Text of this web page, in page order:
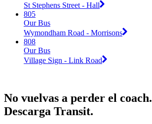
St Stephens Street - Hall
805
Our Bus
Wymondham Road - Morrisons
808
Our Bus
Village Sign - Link Road
No vuelvas a perder el coach.
Descarga Transit.